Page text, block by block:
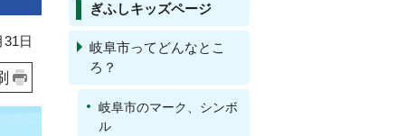
日
ぎふしキッズページ
岐阜市ってどんなとこ
ろ？
岐阜市のマーク、シンボ
ル